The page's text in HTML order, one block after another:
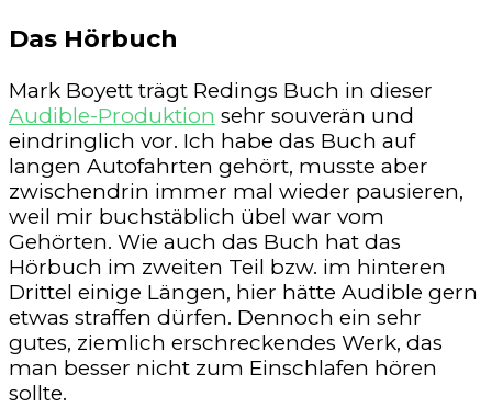
Das Hörbuch
Mark Boyett trägt Redings Buch in dieser
Audible-Produktion sehr souverän und
eindringlich vor. Ich habe das Buch auf
langen Autofahrten gehört, musste aber
zwischendrin immer mal wieder pausieren,
weil mir buchstäblich übel war vom
Gehörten. Wie auch das Buch hat das
Hörbuch im zweiten Teil bzw. im hinteren
Drittel einige Längen, hier hätte Audible gern
etwas straffen dürfen. Dennoch ein sehr
gutes, ziemlich erschreckendes Werk, das
man besser nicht zum Einschlafen hören
sollte.